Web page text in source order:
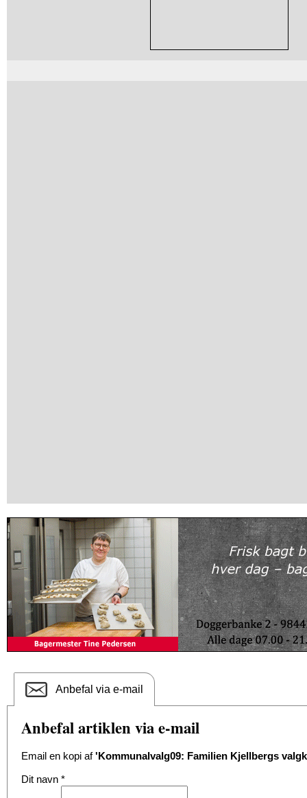
Anbefal via e-mail
Anbefal artiklen via e-mail
Email en kopi af'Kommunalvalg09: Familien Kjellbergs
Dit navn *